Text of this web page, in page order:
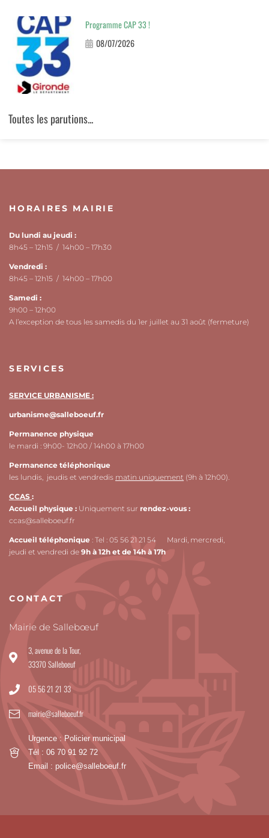
Programme CAP 33 !
08/07/2026
Toutes les parutions...
HORAIRES MAIRIE
Du lundi au jeudi :
8h45 – 12h15 / 14h00 – 17h30
Vendredi :
8h45 – 12h15 / 14h00 – 17h00
Samedi :
9h00 – 12h00
A l’exception de tous les samedis du 1er juillet au 31 août (fermeture)
SERVICES
SERVICE URBANISME :
urbanisme@salleboeuf.fr
Permanence physique
le mardi : 9h00- 12h00 / 14h00 à 17h00
Permanence téléphonique
les lundis, jeudis et vendredis matin uniquement (9h à 12h00).
CCAS :
Accueil physique : Uniquement sur rendez-vous :
ccas@salleboeuf.fr
Accueil téléphonique : Tel : 05 56 21 21 54 Mardi, mercredi,
jeudi et vendredi de 9h à 12h et de 14h à 17h
CONTACT
Mairie de Sallebœuf
3, avenue de la Tour,
33370 Salleboeuf
05 56 21 21 33
mairie@salleboeuf.fr
Urgence : Policier municipal
Tél : 06 70 91 92 72
Email : police@salleboeuf.fr